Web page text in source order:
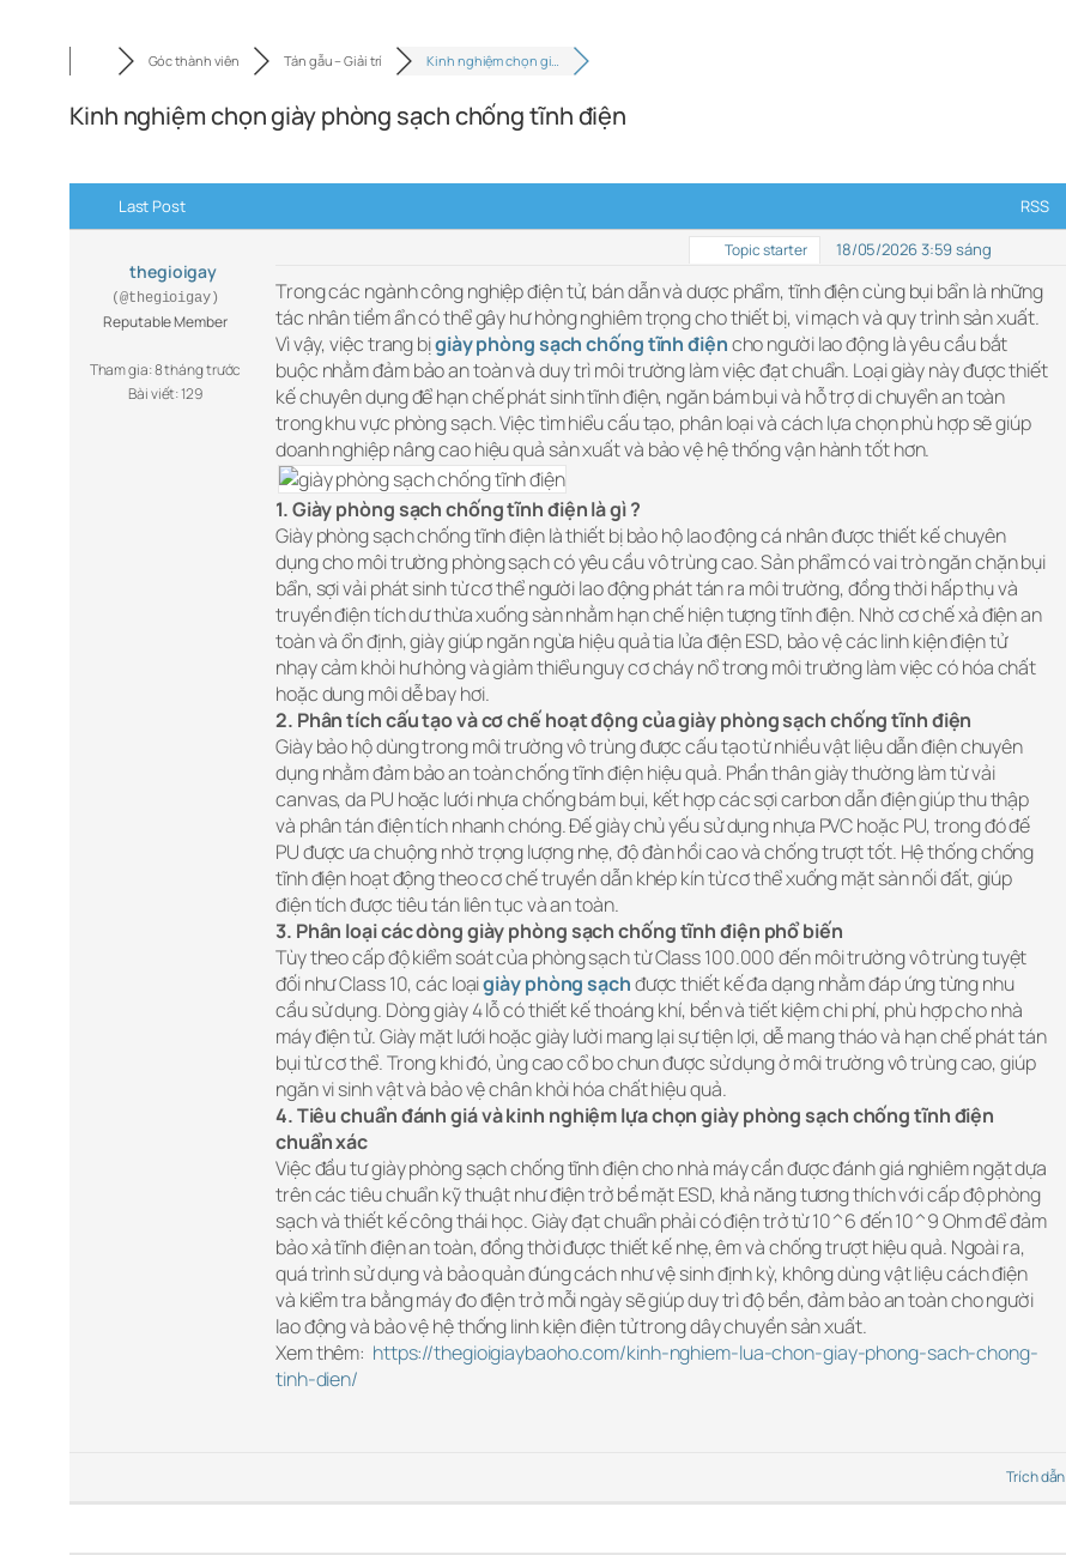
Góc thành viên Tán gẫu – Giải trí Kinh nghiệm chọn gi…
Kinh nghiệm chọn giày phòng sạch chống tĩnh điện
Last Post RSS
thegioigay
(@thegioigay)
Reputable Member
Tham gia: 8 tháng trước
Bài viết: 129
Topic starter 18/05/2026 3:59 sáng
Trong các ngành công nghiệp điện tử, bán dẫn và dược phẩm, tĩnh điện cùng bụi bẩn là những
tác nhân tiềm ẩn có thể gây hư hỏng nghiêm trọng cho thiết bị, vi mạch và quy trình sản xuất.
Vì vậy, việc trang bịgiày phòng sạch chống tĩnh điệncho người lao động là yêu cầu bắt
buộc nhằm đảm bảo an toàn và duy trì môi trường làm việc đạt chuẩn. Loại giày này được thiết
kế chuyên dụng để hạn chế phát sinh tĩnh điện, ngăn bám bụi và hỗ trợ di chuyển an toàn
trong khu vực phòng sạch. Việc tìm hiểu cấu tạo, phân loại và cách lựa chọn phù hợp sẽ giúp
doanh nghiệp nâng cao hiệu quả sản xuất và bảo vệ hệ thống vận hành tốt hơn.
1. Giày phòng sạch chống tĩnh điện là gì ?
Giày phòng sạch chống tĩnh điện là thiết bị bảo hộ lao động cá nhân được thiết kế chuyên
dụng cho môi trường phòng sạch có yêu cầu vô trùng cao. Sản phẩm có vai trò ngăn chặn bụi
bẩn, sợi vải phát sinh từ cơ thể người lao động phát tán ra môi trường, đồng thời hấp thụ và
truyền điện tích dư thừa xuống sàn nhằm hạn chế hiện tượng tĩnh điện. Nhờ cơ chế xả điện an
toàn và ổn định, giày giúp ngăn ngừa hiệu quả tia lửa điện ESD, bảo vệ các linh kiện điện tử
nhạy cảm khỏi hư hỏng và giảm thiểu nguy cơ cháy nổ trong môi trường làm việc có hóa chất
hoặc dung môi dễ bay hơi.
2. Phân tích cấu tạo và cơ chế hoạt động của giày phòng sạch chống tĩnh điện
Giày bảo hộ dùng trong môi trường vô trùng được cấu tạo từ nhiều vật liệu dẫn điện chuyên
dụng nhằm đảm bảo an toàn chống tĩnh điện hiệu quả. Phần thân giày thường làm từ vải
canvas, da PU hoặc lưới nhựa chống bám bụi, kết hợp các sợi carbon dẫn điện giúp thu thập
và phân tán điện tích nhanh chóng. Đế giày chủ yếu sử dụng nhựa PVC hoặc PU, trong đó đế
PU được ưa chuộng nhờ trọng lượng nhẹ, độ đàn hồi cao và chống trượt tốt. Hệ thống chống
tĩnh điện hoạt động theo cơ chế truyền dẫn khép kín từ cơ thể xuống mặt sàn nối đất, giúp
điện tích được tiêu tán liên tục và an toàn.
3. Phân loại các dòng giày phòng sạch chống tĩnh điện phổ biến
Tùy theo cấp độ kiểm soát của phòng sạch từ Class 100.000 đến môi trường vô trùng tuyệt
đối như Class 10, các loạigiày phòng sạchđược thiết kế đa dạng nhằm đáp ứng từng nhu
cầu sử dụng. Dòng giày 4 lỗ có thiết kế thoáng khí, bền và tiết kiệm chi phí, phù hợp cho nhà
máy điện tử. Giày mặt lưới hoặc giày lười mang lại sự tiện lợi, dễ mang tháo và hạn chế phát tán
bụi từ cơ thể. Trong khi đó, ủng cao cổ bo chun được sử dụng ở môi trường vô trùng cao, giúp
ngăn vi sinh vật và bảo vệ chân khỏi hóa chất hiệu quả.
4. Tiêu chuẩn đánh giá và kinh nghiệm lựa chọn giày phòng sạch chống tĩnh điện
chuẩn xác
Việc đầu tư giày phòng sạch chống tĩnh điện cho nhà máy cần được đánh giá nghiêm ngặt dựa
trên các tiêu chuẩn kỹ thuật như điện trở bề mặt ESD, khả năng tương thích với cấp độ phòng
sạch và thiết kế công thái học. Giày đạt chuẩn phải có điện trở từ 10^6 đến 10^9 Ohm để đảm
bảo xả tĩnh điện an toàn, đồng thời được thiết kế nhẹ, êm và chống trượt hiệu quả. Ngoài ra,
quá trình sử dụng và bảo quản đúng cách như vệ sinh định kỳ, không dùng vật liệu cách điện
và kiểm tra bằng máy đo điện trở mỗi ngày sẽ giúp duy trì độ bền, đảm bảo an toàn cho người
lao động và bảo vệ hệ thống linh kiện điện tử trong dây chuyền sản xuất.
Xem thêm: https://thegioigiaybaoho.com/kinh-nghiem-lua-chon-giay-phong-sach-chong-
tinh-dien/
Trích dẫn